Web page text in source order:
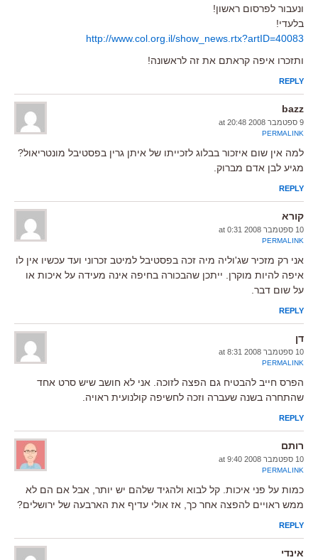
ונעבור לפרסום ראשון!
בלעדי!
http://www.col.org.il/show_news.rtx?artID=40083
ותזכרו איפה קראתם את זה לראשונה!
REPLY
bazz
9 ספטמבר 2008 at 20:48
PERMALINK
למה אין שום איזכור בבלוג לזכייתו של איתן גרין בפסטיבל מונטריאול?
מגיע לבן אדם מברוק.
REPLY
קורא
10 ספטמבר 2008 at 0:31
PERMALINK
אני רק מזכיר שג'וליה מיה זכה בפסטיבל למיטב זכרוני ועד עכשיו אין לו
איפה להיות מוקרן. ייתכן שהבכורה בחיפה אינה מעידה על איכות או
על שום דבר.
REPLY
דן
10 ספטמבר 2008 at 8:31
PERMALINK
הפרס חייב להבטיח גם הפצה לזוכה. אני לא חושב שיש סרט אחד
שהתחרה בשנה שעברה וזכה לחשיפה קולנועית ראויה.
REPLY
רותם
10 ספטמבר 2008 at 9:40
PERMALINK
כמות על פני איכות. קל לבוא ולהגיד שלהם יש יותר, אבל אם הם לא
ממש ראויים להפצה אחר כך, אז אולי עדיף את הארבעה של ירושלים?
REPLY
אינדי